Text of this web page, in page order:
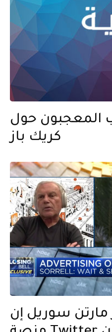
المعجبون حول
كريك باز
مارتن سوريل إن